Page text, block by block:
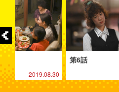
2019.08.30
第6話